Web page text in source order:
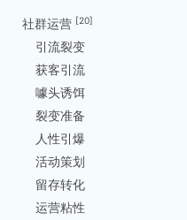
社群运营 [20]
引流裂变
获客引流
噱头诱饵
裂变准备
人性引爆
活动策划
留存转化
运营粘性